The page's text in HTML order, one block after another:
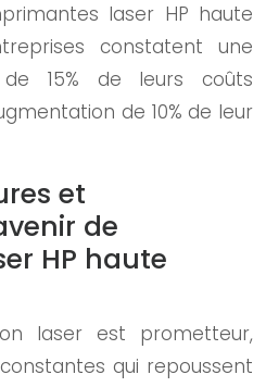
laser HP haute
constatent une
15% de leurs coûts
de 10% de leur
et
de
HP haute
laser est prometteur,
qui repoussent